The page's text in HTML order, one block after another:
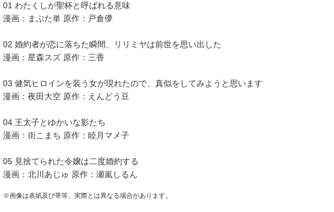
01 わたくしが聖杯と呼ばれる意味
漫画：まぶた単 原作：戸倉儚
02 婚約者が恋に落ちた瞬間、リリミヤは前世を思い出した
漫画：星森スズ 原作：三香
03 健気ヒロインを装う女が現れたので、真似をしてみようと思います
漫画：夜田大空 原作：えんどう豆
04 王太子とゆかいな影たち
漫画：街こまち 原作：睦月マメ子
05 見捨てられた令嬢は二度婚約する
漫画：北川あじゅ 原作：瀬嵐しるん
※画像は表紙及び帯等、実際とは異なる場合があります。